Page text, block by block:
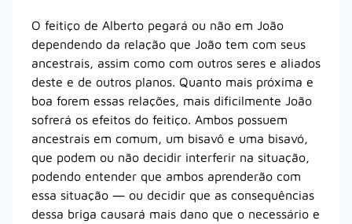
O feitiço de Alberto pegará ou não em João
dependendo da relação que João tem com seus
ancestrais, assim como com outros seres e aliados
deste e de outros planos. Quanto mais próxima e
boa forem essas relações, mais dificilmente João
sofrerá os efeitos do feitiço. Ambos possuem
ancestrais em comum, um bisavô e uma bisavó,
que podem ou não decidir interferir na situação,
podendo entender que ambos aprenderão com
essa situação ― ou decidir que as consequências
dessa briga causará mais dano que o necessário e